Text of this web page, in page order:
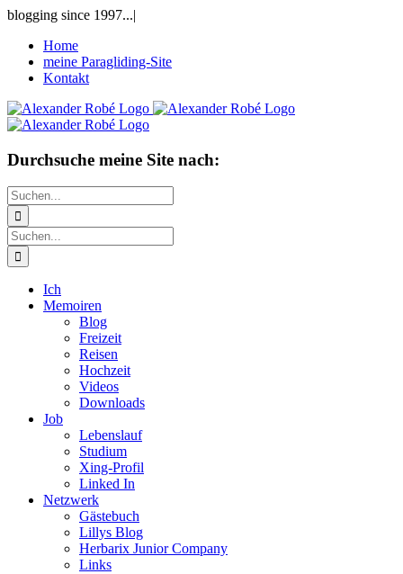
Zum
springen
blogging since 1997...|
Home
meine Paragliding-Site
Kontakt
Durchsuche meine Site nach:
Suche
nach:
Suche
nach:
Ich
Memoiren
Blog
Freizeit
Reisen
Hochzeit
Videos
Downloads
Job
Lebenslauf
Studium
Xing-Profil
Linked In
Netzwerk
Gästebuch
Lillys Blog
Herbarix Junior Company
Links